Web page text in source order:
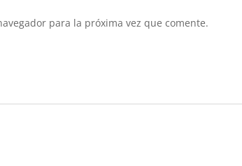
para la próxima vez que comente.